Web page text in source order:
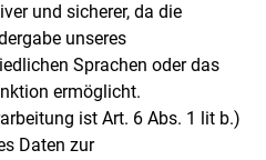
und sicherer, da die
unseres
Sprachen oder das
ermöglicht.
ist Art. 6 Abs. 1 lit b.)
Daten zur